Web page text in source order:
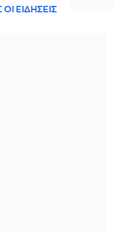
στο Ορμούζ
ΕΙΔΗΣΕΙΣ